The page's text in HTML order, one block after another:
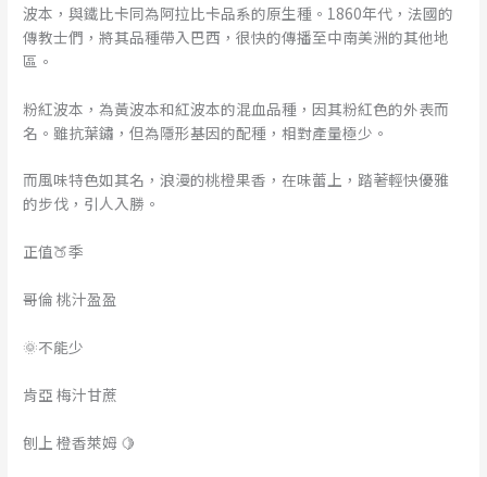
波本，與鐵比卡同為阿拉比卡品系的原生種。1860年代，法國的
傳教士們，將其品種帶入巴西，很快的傳播至中南美洲的其他地
區。
粉紅波本，為黃波本和紅波本的混血品種，因其粉紅色的外表而
名。雖抗葉鏽，但為隱形基因的配種，相對產量極少。
而風味特色如其名，浪漫的桃橙果香，在味蕾上，踏著輕快優雅
的步伐，引人入勝。
正值🍑季
哥倫 桃汁盈盈
🌞不能少
肯亞 梅汁甘蔗
刨上 橙香萊姆 🍋